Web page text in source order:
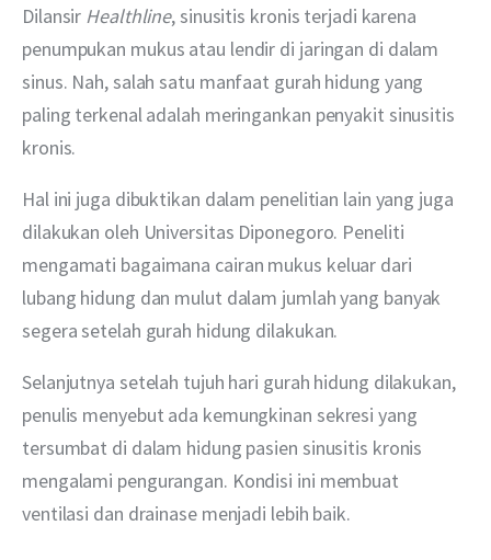
Dilansir Healthline, sinusitis kronis terjadi karena
penumpukan mukus atau lendir di jaringan di dalam
sinus. Nah, salah satu manfaat gurah hidung yang
paling terkenal adalah meringankan penyakit sinusitis
kronis.
Hal ini juga dibuktikan dalam penelitian lain yang juga
dilakukan oleh Universitas Diponegoro. Peneliti
mengamati bagaimana cairan mukus keluar dari
lubang hidung dan mulut dalam jumlah yang banyak
segera setelah gurah hidung dilakukan.
Selanjutnya setelah tujuh hari gurah hidung dilakukan,
penulis menyebut ada kemungkinan sekresi yang
tersumbat di dalam hidung pasien sinusitis kronis
mengalami pengurangan. Kondisi ini membuat
ventilasi dan drainase menjadi lebih baik.